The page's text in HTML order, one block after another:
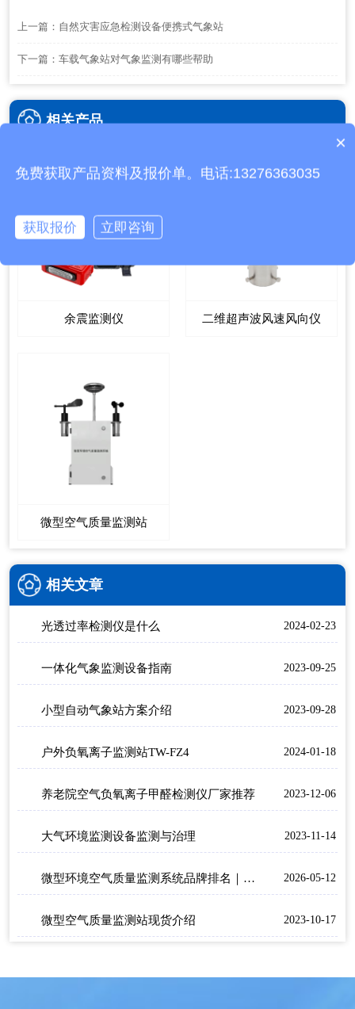
上一篇： 自然灾害应急检测设备便携式气象站
下一篇： 车载气象站对气象监测有哪些帮助
相关产品
余震监测仪 二维超声波风速风向仪
微型空气质量监测站
相关文章
光透过率检测仪是什么 2024-02-23
一体化气象监测设备指南 2023-09-25
小型自动气象站方案介绍 2023-09-28
户外负氧离子监测站TW-FZ4 2024-01-18
养老院空气负氧离子甲醛检测仪厂家推荐 2023-12-06
大气环境监测设备监测与治理 2023-11-14
微型环境空气质量监测系统品牌排名｜四气两尘+多参数扩展优选 2026-05-12
微型空气质量监测站现货介绍 2023-10-17
质保时间是多久？
×
免费获取产品资料及报价单。电话:13276363035
获取报价 立即咨询